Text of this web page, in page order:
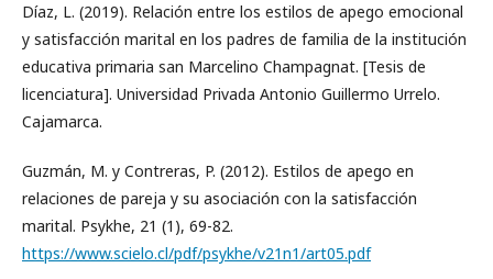
Díaz, L. (2019). Relación entre los estilos de apego emocional
y satisfacción marital en los padres de familia de la institución
educativa primaria san Marcelino Champagnat. [Tesis de
licenciatura]. Universidad Privada Antonio Guillermo Urrelo.
Cajamarca.
Guzmán, M. y Contreras, P. (2012). Estilos de apego en
relaciones de pareja y su asociación con la satisfacción
marital. Psykhe, 21 (1), 69-82.
https://www.scielo.cl/pdf/psykhe/v21n1/art05.pdf